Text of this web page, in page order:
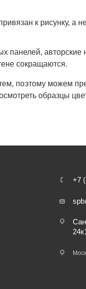
к рисунку, а
панелей, авторские
сокращаются.
поэтому можем
образцы
+7